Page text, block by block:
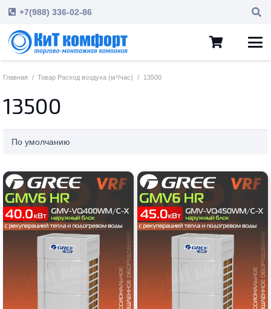
+7(988) 336-02-86
Главная / Товар Расход воздуха (м³/час) / 13500
13500